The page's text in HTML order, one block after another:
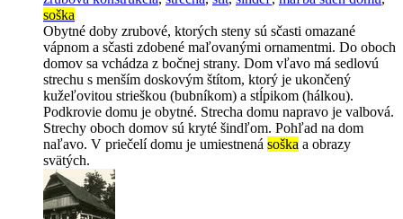
soška
Obytné doby zrubové, ktorých steny sú sčasti omazané
vápnom a sčasti zdobené maľovanými ornamentmi. Do oboch
domov sa vchádza z bočnej strany. Dom vľavo má sedlovú
strechu s menším doskovým štítom, ktorý je ukončený
kužeľovitou strieškou (bubníkom) a stĺpikom (hálkou).
Podkrovie domu je obytné. Strecha domu napravo je valbová.
Strechy oboch domov sú kryté šindľom. Pohľad na dom
naľavo. V priečelí domu je umiestnená soška a obrazy
svätých.